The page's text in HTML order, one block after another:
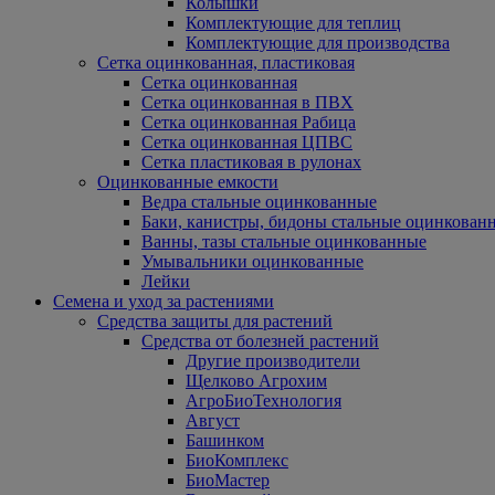
Комплектующие для теплиц
Комплектующие для производства
Сетка оцинкованная, пластиковая
Сетка оцинкованная
Сетка оцинкованная в ПВХ
Сетка оцинкованная Рабица
Сетка оцинкованная ЦПВС
Сетка пластиковая в рулонах
Оцинкованные емкости
Ведра стальные оцинкованные
Баки, канистры, бидоны стальные
Ванны, тазы стальные оцинкованные
Умывальники оцинкованные
Лейки
Семена и уход за растениями
Средства защиты для растений
Средства от болезней растений
Другие производители
Щелково Агрохим
АгроБиоТехнология
Август
Башинком
БиоКомплекс
БиоМастер